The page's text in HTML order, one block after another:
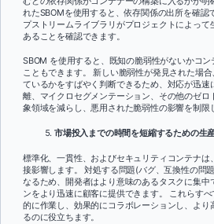
れたSBOMを使用すると、依存関係の出所を確認
プストリームライブラリがプロジェクトによっ
あることを確認できます。
SBOM を使用すると、既知の脆弱性がないかコ
こともできます。 新しい脆弱性が発見された場
ているかをすばやく判断できるため、対応が迅速
離、マイクロセグメンテーション、その他のゼ
象領域を減らし、悪用された脆弱性の影響を制限
市場投入までの時間を短縮するための生
標準化、一貫性、およびセキュリティコンテナ
接影響します。 対処する問題(バグ、互換性の問
なるため、開発者はより意味のあるタスクに集中
ンをより迅速に顧客に提供できます。 これらす
的に作業し、効果的にコラボレーションし、よ
るのに役立ちます。